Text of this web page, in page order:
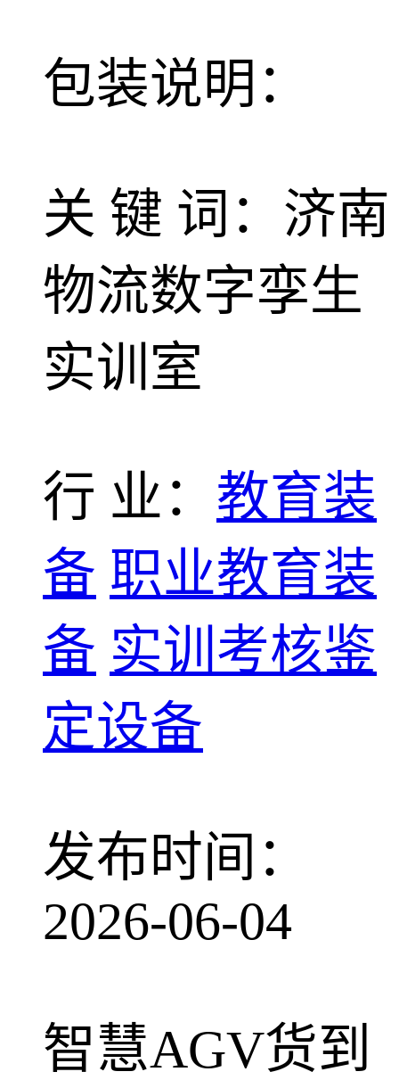
包装说明：
关 键 词：济南
物流数字孪生
实训室
行 业： 教育装
备 职业教育装
备 实训考核鉴
定设备
发布时间：
2026-06-04
智慧AGV货到